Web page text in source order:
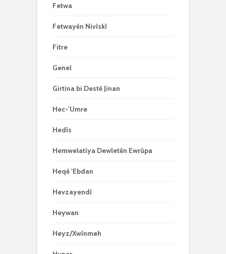
Fetwa
Fetwayên Nivîskî
Fitre
Genel
Girtina bi Destê Jinan
Hec-'Umre
Hedîs
Hemwelatiya Dewletên Ewrûpa
Heqê 'Ebdan
Hevzayendî
Heywan
Heyz/Xwînmeh